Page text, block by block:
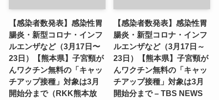
【感染者数発表】感染性胃
腸炎・新型コロナ・インフ
ルエンザなど（3月17日〜
23日）【熊本県】子宮頸が
んワクチン無料の「キャッ
チアップ接種」対象は3月
開始分まで（RKK熊本放
【感染者数発表】感染性胃
腸炎・新型コロナ・インフ
ルエンザなど（3月17日～
23日）【熊本県】子宮頸が
んワクチン無料の「キャッ
チアップ接種」対象は3月
開始分まで – TBS NEWS